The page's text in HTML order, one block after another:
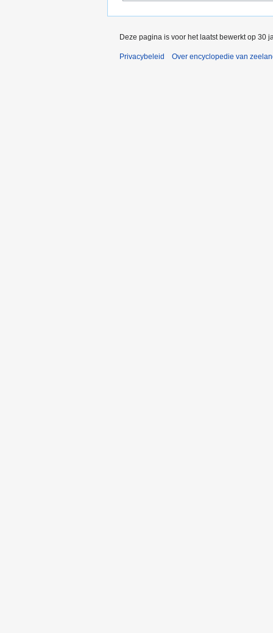
Deze pagina is voor het laatst bewerkt op 30
Privacybeleid Over encyclopedie van